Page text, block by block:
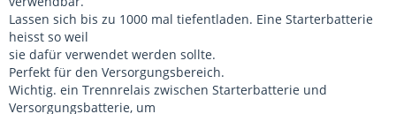
Lassen sich bis zu 1000 mal tiefentladen. Eine Starterbatterie
heisst so weil
sie dafür verwendet werden sollte.
Perfekt für den Versorgungsbereich.
Wichtig. ein Trennrelais zwischen Starterbatterie und
Versorgungsbatterie, um